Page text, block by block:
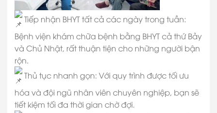
Tiếp nhận BHYT tất cả các ngày trong tuần:
Bệnh viện khám chữa bệnh bằng BHYT cả thứ Bảy
và Chủ Nhật, rất thuận tiện cho những người bận
rộn.
Thủ tục nhanh gọn: Với quy trình được tối ưu
hóa và đội ngũ nhân viên chuyên nghiệp, bạn sẽ
tiết kiệm tối đa thời gian chờ đợi.